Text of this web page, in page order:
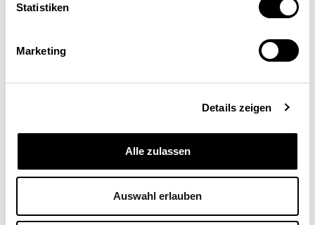
Statistiken
Marketing
Details zeigen
Alle zulassen
Auswahl erlauben
Schweizerische